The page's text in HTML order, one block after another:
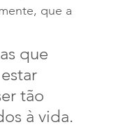
que a
que
tão
à vida.